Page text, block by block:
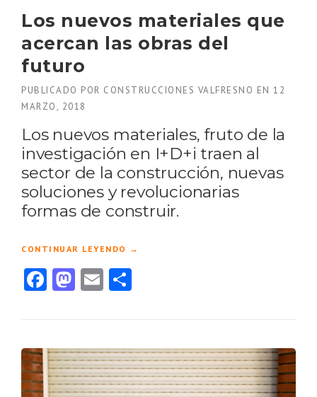
Los nuevos materiales que
acercan las obras del
futuro
PUBLICADO POR CONSTRUCCIONES VALFRESNO EN 12
MARZO, 2018
Los nuevos materiales, fruto de la
investigación en I+D+i traen al
sector de la construcción, nuevas
soluciones y revolucionarias
formas de construir.
CONTINUAR LEYENDO
S
V
O
S
M
→
Facebook
Mastodon
Email